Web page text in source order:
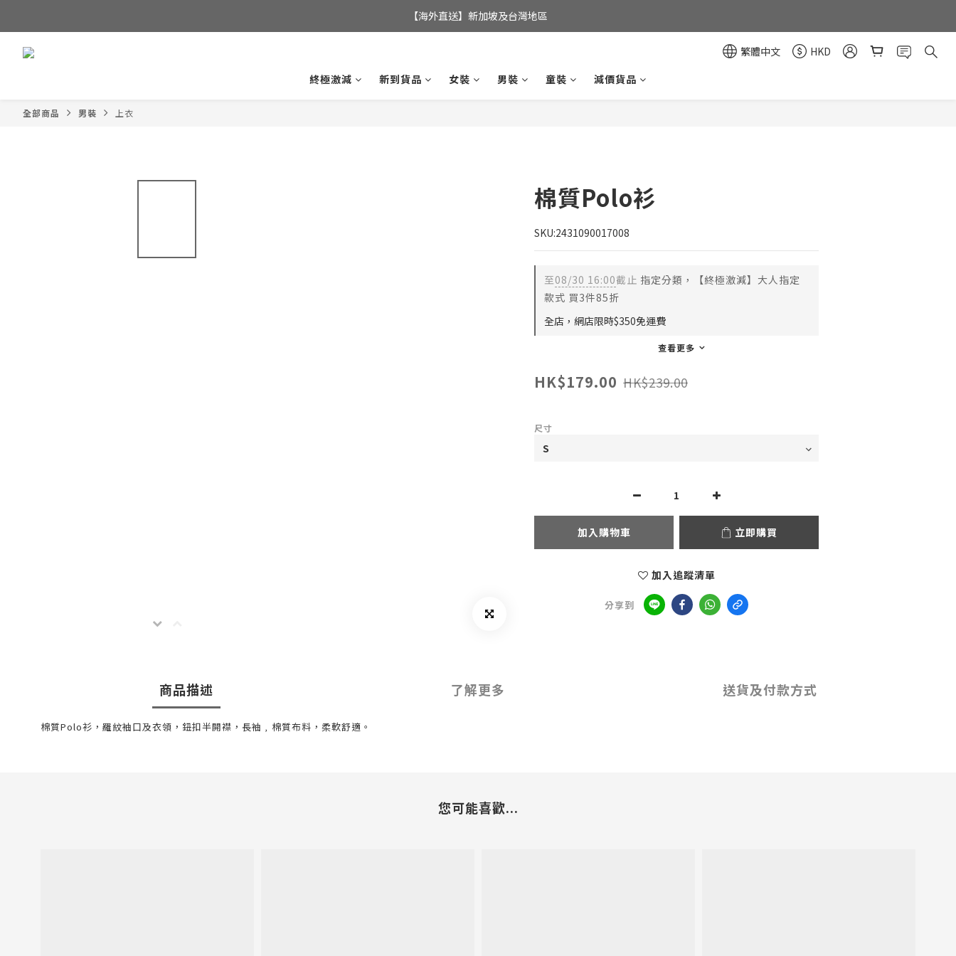
全店滿$350，即可享港澳地區免運費;
【海外直送】新加坡及台灣地區
繁體中文
HKD
終極激減
新到貨品 女裝 男裝 童裝 減價貨品
全部商品 男裝 上衣
棉質Polo衫
SKU:2431090017008
至08/30 16:00截止 指定分類，【終極激減】大人指定
款式 買3件85折
全店，網店限時$350免運費
查看更多
HK$179.00 HK$239.00
尺寸
加入購物車 立即購買
加入追蹤清單
分享到
商品描述 了解更多 送貨及付款方式
棉質Polo衫，羅紋袖口及衣領，鈕扣半開襟，長袖﹐棉質布料，柔軟舒適。
您可能喜歡...